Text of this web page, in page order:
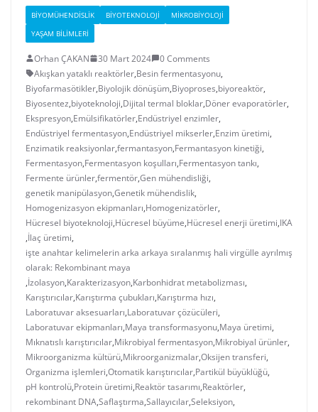
BIYOMÜHENDISLIK BIYOTEKNOLOJI
MIKROBIYOLOJI
YAŞAM BILIMLERI
Orhan ÇAKAN 30 Mart 2024
0 Comments
Akışkan yataklı reaktörler,Besin fermentasyonu,
Biyofarmasötikler,Biyolojik dönüşüm,Biyoproses,biyoreaktör,
Biyosentez,biyoteknoloji,Dijital termal bloklar,Döner evaporatörler,
Ekspresyon,Emülsifikatörler,Endüstriyel enzimler,
Endüstriyel fermentasyon,Endüstriyel mikserler,Enzim üretimi,
Enzimatik reaksiyonlar,fermantasyon,Fermantasyon kinetiği,
Fermentasyon,Fermentasyon koşulları,Fermentasyon tankı,
Fermente ürünler,fermentör,Gen mühendisliği,
genetik manipülasyon,Genetik mühendislik,
Homogenizasyon ekipmanları,Homogenizatörler,
Hücresel biyoteknoloji,Hücresel büyüme,Hücresel enerji üretimi,IKA
,İlaç üretimi,
işte anahtar kelimelerin arka arkaya sıralanmış hali virgülle ayrılmış
olarak: Rekombinant maya
,İzolasyon,Karakterizasyon,Karbonhidrat metabolizması,
Karıştırıcılar,Karıştırma çubukları,Karıştırma hızı,
Laboratuvar aksesuarları,Laboratuvar çözücüleri,
Laboratuvar ekipmanları,Maya transformasyonu,Maya üretimi,
Mıknatıslı karıştırıcılar,Mikrobiyal fermentasyon,Mikrobiyal ürünler,
Mikroorganizma kültürü,Mikroorganizmalar,Oksijen transferi,
Organizma işlemleri,Otomatik karıştırıcılar,Partikül büyüklüğü,
pH kontrolü,Protein üretimi,Reaktör tasarımı,Reaktörler,
rekombinant DNA,Saflaştırma,Sallayıcılar,Seleksiyon,